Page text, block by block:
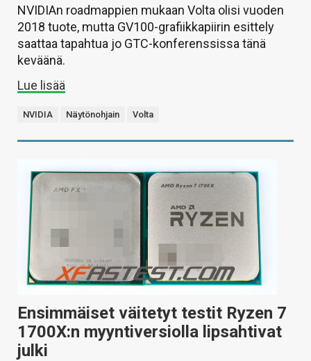
NVIDIAn roadmappien mukaan Volta olisi vuoden
2018 tuote, mutta GV100-grafiikkapiirin esittely
saattaa tapahtua jo GTC-konferenssissa tänä
keväänä.
Lue lisää
NVIDIA Näytönohjain Volta
Ensimmäiset väitetyt testit Ryzen 7
1700X:n myyntiversiolla lipsahtivat
julki